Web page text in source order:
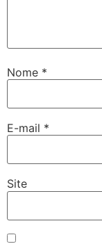
Nome *
E-mail *
Site